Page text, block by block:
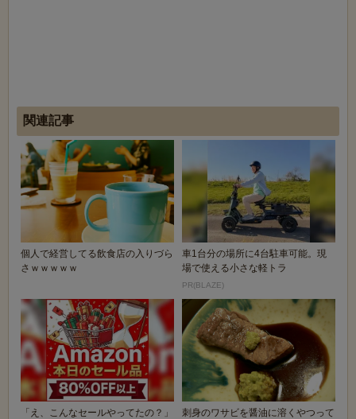
関連記事
個人で経営してる飲食店の入りづら
さｗｗｗｗｗ
車1台分の場所に4台駐車可能。現
場で使える小さな軽トラ
PR(BLAZE)
「え、こんなセールやってたの？」
刺身のワサビを醤油に溶くやつって